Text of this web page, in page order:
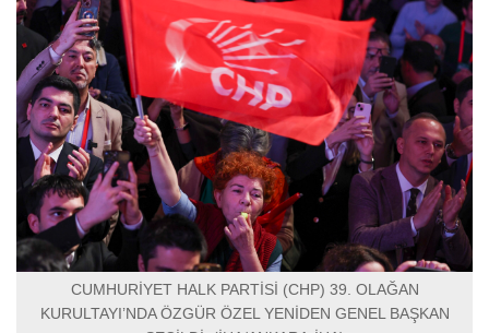
CUMHURİYET HALK PARTİSİ (CHP) 39. OLAĞAN
KURULTAYI’NDA ÖZGÜR ÖZEL YENİDEN GENEL BAŞKAN